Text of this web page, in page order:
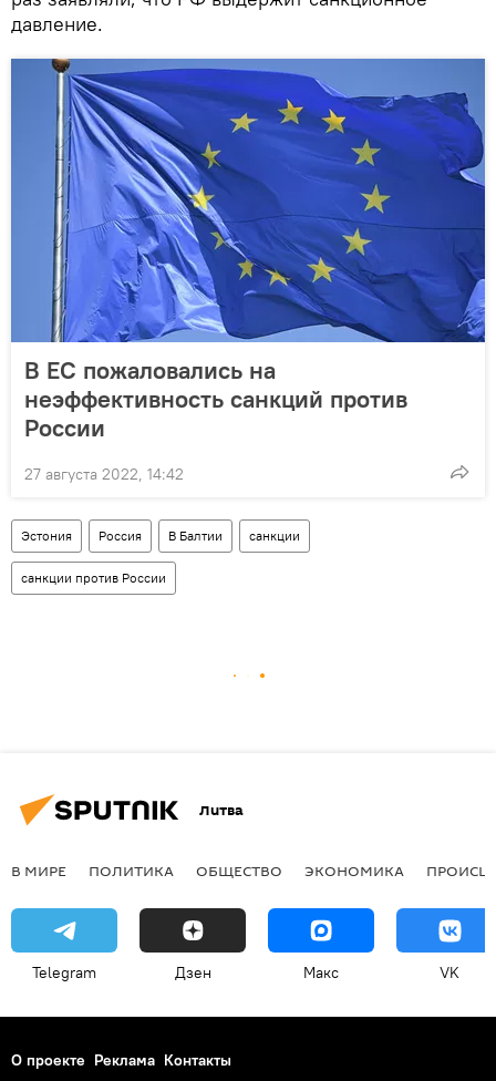
давление.
В ЕС пожаловались на
неэффективность санкций против
России
27 августа 2022, 14:42
Эстония Россия В Балтии санкции
санкции против России
Литва
В МИРЕ ПОЛИТИКА ОБЩЕСТВО ЭКОНОМИКА
Telegram Дзен Макс VK
О проекте Реклама Контакты